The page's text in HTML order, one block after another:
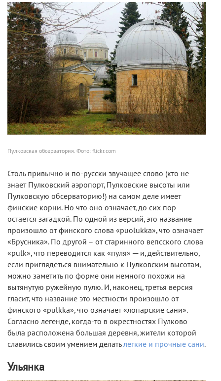
Пулковская обсерватория. Фото: flickr.com
Столь привычно и по-русски звучащее слово (кто не
знает Пулковский аэропорт, Пулковские высоты или
Пулковскую обсерваторию!) на самом деле имеет
финские корни. Но что оно означает, до сих пор
остается загадкой. По одной из версий, это название
произошло от финского слова «puolukka», что означает
«Брусника». По другой – от старинного вепсского слова
«pulk», что переводится как «пуля» ─ и, действительно,
если приглядеться внимательно к Пулковским высотам,
можно заметить по форме они немного похожи на
вытянутую ружейную пулю. И, наконец, третья версия
гласит, что название это местности произошло от
финского «pulkka», что означает «лопарские сани».
Согласно легенде, когда-то в окрестностях Пулково
была расположена большая деревня, жители которой
славились своим умением делатьлегкие и прочные сани.
Ульянка